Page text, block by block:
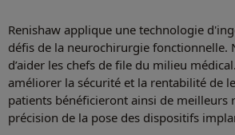
Renishaw applique une technologie
défis de la neurochirurgie fonctionnelle.
d’aider les chefs de file du milieu
améliorer la sécurité et la rentabilité de
patients bénéficieront ainsi de meilleurs
précision de la pose des dispositifs